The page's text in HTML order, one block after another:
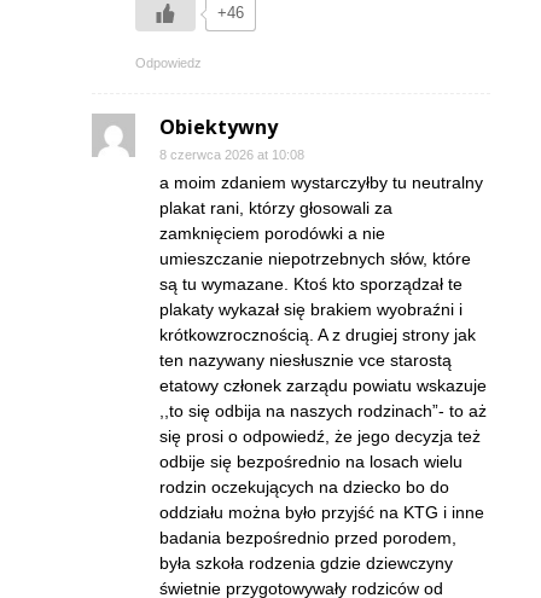
+46
Odpowiedz
Obiektywny
8 czerwca 2026 at 10:08
a moim zdaniem wystarczyłby tu neutralny
plakat rani, którzy głosowali za
zamknięciem porodówki a nie
umieszczanie niepotrzebnych słów, które
są tu wymazane. Ktoś kto sporządzał te
plakaty wykazał się brakiem wyobraźni i
krótkowzrocznością. A z drugiej strony jak
ten nazywany niesłusznie vce starostą
etatowy członek zarządu powiatu wskazuje
,,to się odbija na naszych rodzinach”- to aż
się prosi o odpowiedź, że jego decyzja też
odbije się bezpośrednio na losach wielu
rodzin oczekujących na dziecko bo do
oddziału można było przyjść na KTG i inne
badania bezpośrednio przed porodem,
była szkoła rodzenia gdzie dziewczyny
świetnie przygotowywały rodziców od